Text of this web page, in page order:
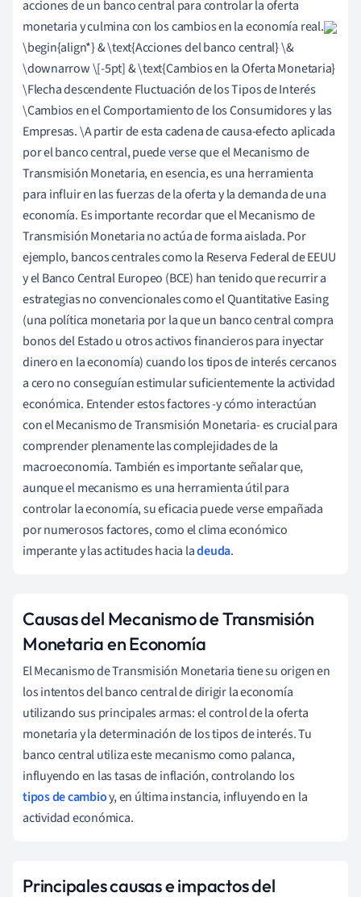
acciones de un banco central para controlar la oferta
monetaria y culmina con los cambios en la economía real.
\begin{align*} & \text{Acciones del banco central}\&
\downarrow \[-5pt] & \text{Cambios en la Oferta Monetaria}
\Flecha descendente Fluctuación de los Tipos de Interés
\Cambios en el Comportamiento de los Consumidores y las
Empresas.\A partir de esta cadena de causa-efecto aplicada
por el banco central, puede verse que el Mecanismo de
Transmisión Monetaria, en esencia, es una herramienta
para influir en las fuerzas de la oferta y la demanda de una
economía. Es importante recordar que el Mecanismo de
Transmisión Monetaria no actúa de forma aislada. Por
ejemplo, bancos centrales como la Reserva Federal de EEUU
y el Banco Central Europeo (BCE) han tenido que recurrir a
estrategias no convencionales como el Quantitative Easing
(una política monetaria por la que un banco central compra
bonos del Estado u otros activos financieros para inyectar
dinero en la economía) cuando los tipos de interés cercanos
a cero no conseguían estimular suficientemente la actividad
económica. Entender estos factores -y cómo interactúan
con el Mecanismo de Transmisión Monetaria- es crucial para
comprender plenamente las complejidades de la
macroeconomía. También es importante señalar que,
aunque el mecanismo es una herramienta útil para
controlar la economía, su eficacia puede verse empañada
por numerosos factores, como el clima económico
imperante y las actitudes hacia ladeuda.
Causas del Mecanismo de Transmisión
Monetaria en Economía
El Mecanismo de Transmisión Monetaria tiene su origen en
los intentos del banco central de dirigir la economía
utilizando sus principales armas: el control de la oferta
monetaria y la determinación de los tipos de interés. Tu
banco central utiliza este mecanismo como palanca,
influyendo en las tasas de inflación, controlando los
tipos de cambioy, en última instancia, influyendo en la
actividad económica.
Principales causas e impactos del